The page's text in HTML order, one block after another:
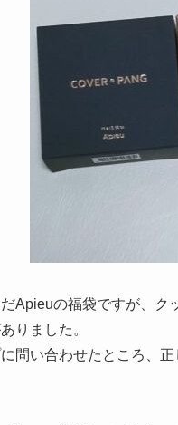
Apieuの福袋ですが、ク
りました。
問い合わせたところ、